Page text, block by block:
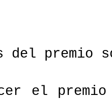
del premio
el